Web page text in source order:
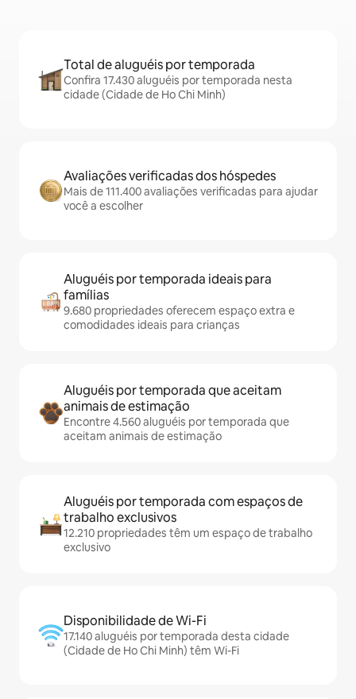
Total de aluguéis por temporada
Confira 17.430 aluguéis por temporada nesta
cidade (Cidade de Ho Chi Minh)
Avaliações verificadas dos hóspedes
Mais de 111.400 avaliações verificadas para ajudar
você a escolher
Aluguéis por temporada ideais para
famílias
9.680 propriedades oferecem espaço extra e
comodidades ideais para crianças
Aluguéis por temporada que aceitam
animais de estimação
Encontre 4.560 aluguéis por temporada que
aceitam animais de estimação
Aluguéis por temporada com espaços de
trabalho exclusivos
12.210 propriedades têm um espaço de trabalho
exclusivo
Disponibilidade de Wi-Fi
17.140 aluguéis por temporada desta cidade
(Cidade de Ho Chi Minh) têm Wi-Fi